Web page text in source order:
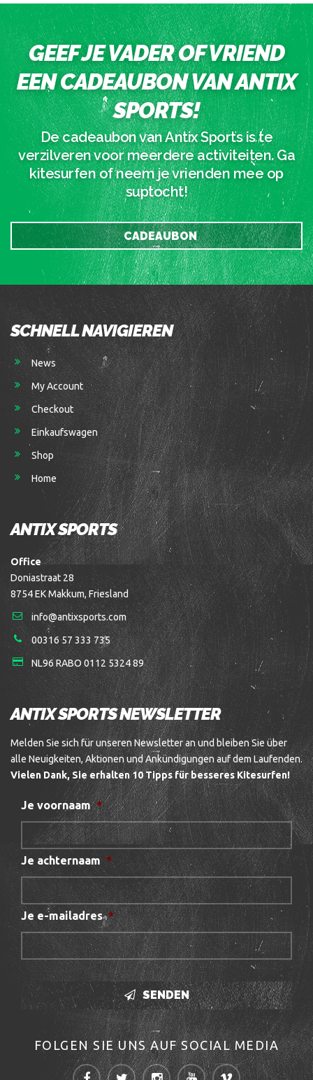
GEEF JE VADER OF VRIEND
EEN CADEAUBON VAN ANTIX
SPORTS!
De cadeaubon van Antix Sports is te
verzilveren voor meerdere activiteiten. Ga
kitesurfen of neem je vrienden mee op
suptocht!
CADEAUBON
SCHNELL NAVIGIEREN
News
My Account
Checkout
Einkaufswagen
Shop
Home
ANTIX SPORTS
Office
Doniastraat 28
8754 EK Makkum, Friesland
info@antixsports.com
00316 57 333 735
NL96 RABO 0112 5324 89
ANTIX SPORTS NEWSLETTER
Melden Sie sich für unseren Newsletter an und bleiben Sie über
alle Neuigkeiten, Aktionen und Ankündigungen auf dem Laufenden.
Vielen Dank, Sie erhalten 10 Tipps für besseres Kitesurfen!
Je voornaam *
Je achternaam *
Je e-mailadres *
SENDEN
FOLGEN SIE UNS AUF SOCIAL MEDIA